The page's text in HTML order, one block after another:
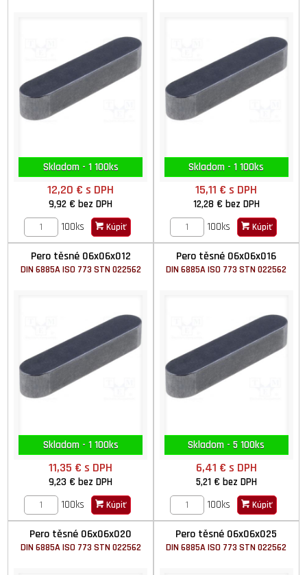
Skladom - 1 100ks
12,20 €s DPH
9,92 €bez DPH
100ks
Kúpiť
Skladom - 1 100ks
15,11 €s DPH
12,28 € bez DPH
100ks
Kúpiť
Pero těsné 06x06x012
DIN 6885A ISO 773 STN 022562
Skladom - 1 100ks
11,35 €s DPH
9,23 €bez DPH
100ks
Kúpiť
Pero těsné 06x06x016
DIN 6885A ISO 773 STN 022562
Skladom - 5 100ks
6,41 € s DPH
5,21 € bez DPH
100ks
Kúpiť
Pero těsné 06x06x020
DIN 6885A ISO 773 STN 022562
Pero těsné 06x06x025
DIN 6885A ISO 773 STN 022562